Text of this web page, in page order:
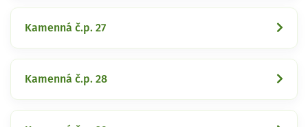
Kamenná č.p. 27
Kamenná č.p. 28